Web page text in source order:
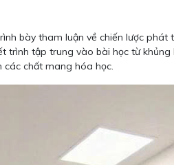
bày tham luận về chiến lược phát
trình tập trung vào bài học từ
các chất mang hóa học.